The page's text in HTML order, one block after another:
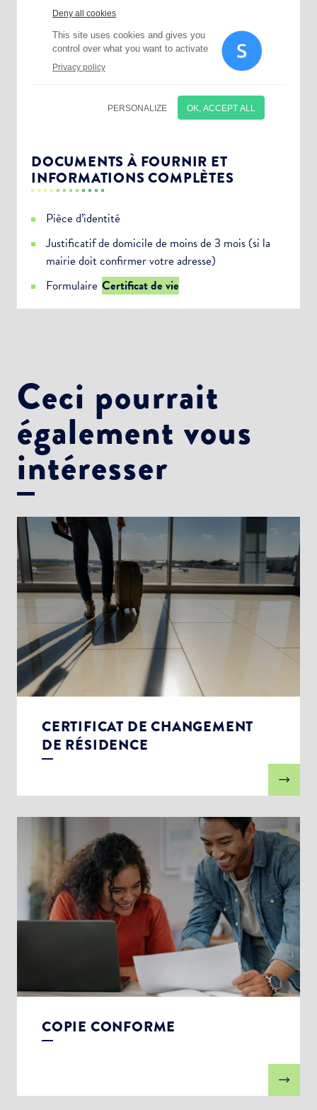
DOCUMENTS À FOURNIR ET
INFORMATIONS COMPLÈTES
Pièce d’identité
Justificatif de domicile de moins de 3 mois (si la
mairie doit confirmer votre adresse)
Formulaire Certificat de vie
Ceci pourrait
également vous
intéresser
CERTIFICAT DE CHANGEMENT
DE RÉSIDENCE
COPIE CONFORME
Choisissez votre abonnement :
Alertes Mail